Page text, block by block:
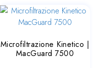
Microfiltrazione Kinetico |
MacGuard 7500